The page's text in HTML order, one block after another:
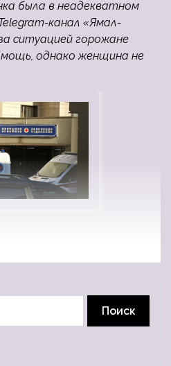
была в неадекватном
канал «Ямал-
ситуацией горожане
однако женщина не